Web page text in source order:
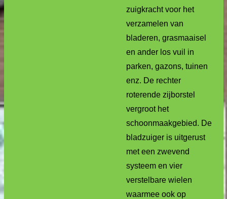
zuigkracht voor het
verzamelen van
bladeren, grasmaaisel
en ander los vuil in
parken, gazons, tuinen
enz. De rechter
roterende zijborstel
vergroot het
schoonmaakgebied. De
bladzuiger is uitgerust
met een zwevend
systeem en vier
verstelbare wielen
waarmee ook op